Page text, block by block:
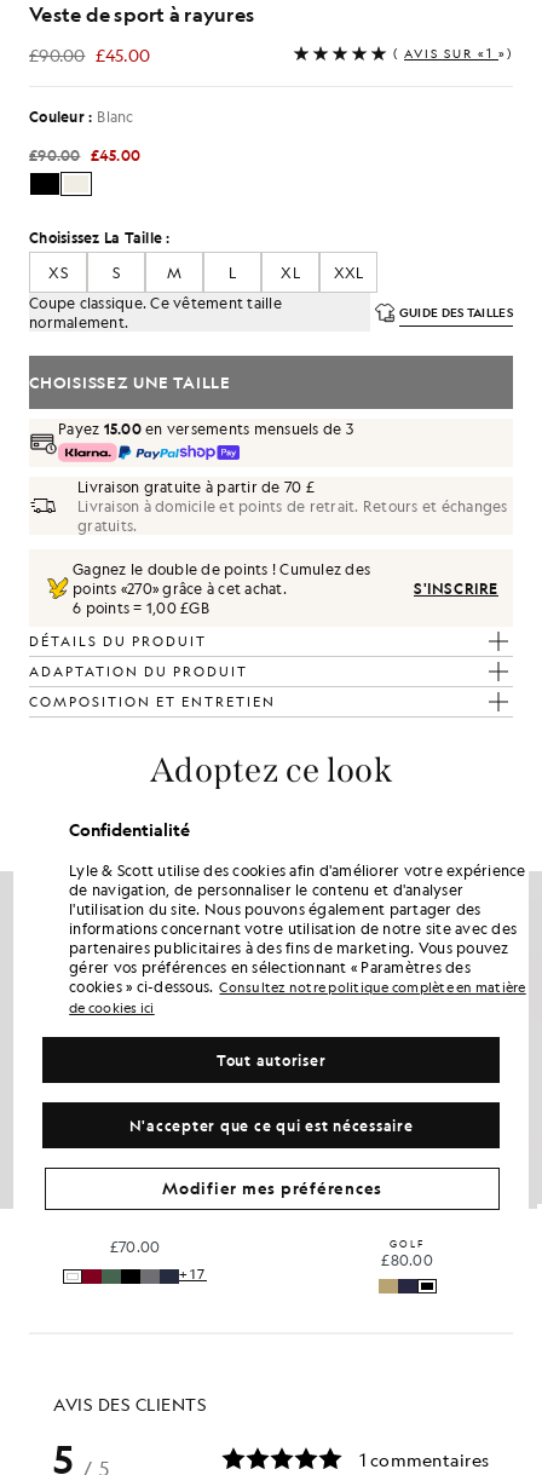
Veste de sport à rayures
£90.00 £45.00
£45.00 ( AVIS SUR «1 »)
Couleur : Blanc
£90.00 £45.00
Choisissez La Taille :
XS
S M L XL
XXL
Coupe classique. Ce vêtement taille
normalement.
GUIDE DES TAILLES
CHOISISSEZ UNE TAILLE
Payez 15.00en versements mensuels de 3
Livraison gratuite à partir de 70 £
Livraison à domicile et points de retrait. Retours et échanges
gratuits.
Gagnez le double de points ! Cumulez des
points «270» grâce à cet achat.
6 points = 1,00 £GB
S'INSCRIRE
DÉTAILS DU PRODUIT
ADAPTATION DU PRODUIT
COMPOSITION ET ENTRETIEN
Adoptez ce look
pour rehausser votre garde-robe.
£70.00
+17
GOLF
£80.00
Confidentialité
Lyle & Scott utilise des cookies afin d'améliorer votre expérience
de navigation, de personnaliser le contenu et d'analyser
l'utilisation du site. Nous pouvons également partager des
informations concernant votre utilisation de notre site avec des
partenaires publicitaires à des fins de marketing. Vous pouvez
gérer vos préférences en sélectionnant « Paramètres des
cookies » ci-dessous. Consultez notre politique complète en matière
de cookies ici
N'accepter que ce qui est nécessaire
Tout autoriser
Modifier mes préférences